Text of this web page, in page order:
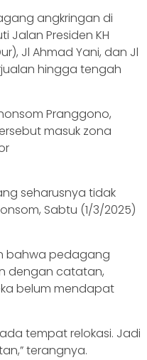
angkringan di
Jalan Presiden KH
Jl Ahmad Yani, dan Jl
hingga tengah
Pranggono,
masuk zona
seharusnya tidak
Sabtu (1/3/2025)
bahwa pedagang
dengan catatan,
belum mendapat
tempat relokasi. Jadi
terangnya.